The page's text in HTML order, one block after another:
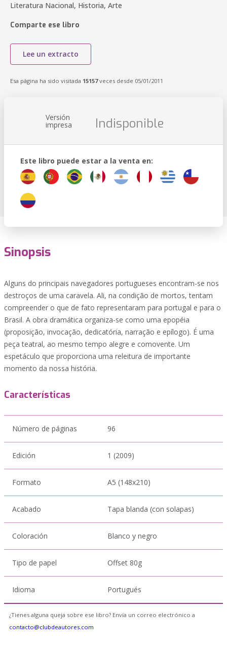
Literatura Nacional, Historia, Arte
Comparte ese libro
Lee un extracto
Esa página ha sido visitada 15157veces desde 05/01/2011
Versión
impresa Indisponible
Este libro puede estar a la venta en:
Sinopsis
Alguns do principais navegadores portugueses encontram-se nos
destroços de uma caravela. Ali, na condição de mortos, tentam
compreender o que de fato representaram para portugal e para o
Brasil. A obra dramática organiza-se como uma epopéia
(proposição, invocação, dedicatória, narração e epílogo). É uma
peça teatral, ao mesmo tempo alegre e comovente. Um
espetáculo que proporciona uma releitura de importante
momento da nossa história.
Características
Número de páginas 96
Edición 1 (2009)
Formato A5 (148x210)
Acabado Tapa blanda (con solapas)
Coloración Blanco y negro
Tipo de papel Offset 80g
Idioma Portugués
¿Tienes alguna queja sobre ese libro? Envía un correo electrónico a
contacto@clubdeautores.com